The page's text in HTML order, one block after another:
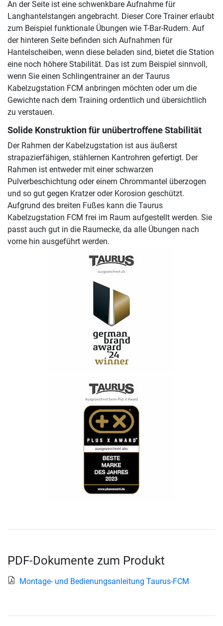
An der Seite ist eine schwenkbare Aufnahme für
Langhantelstangen angebracht. Dieser Core Trainer erlaubt
zum Beispiel funktionale Übungen wie T-Bar-Rudern. Auf
der hinteren Seite befinden sich Aufnahmen für
Hantelscheiben, wenn diese beladen sind, bietet die Station
eine noch höhere Stabilität. Das ist zum Beispiel sinnvoll,
wenn Sie einen Schlingentrainer an der Taurus
Kabelzugstation FCM anbringen möchten oder um die
Gewichte nach dem Training ordentlich und übersichtlich
zu verstauen.
Solide Konstruktion für unübertroffene Stabilität
Der Rahmen der Kabelzugstation ist aus äußerst
strapazierfähigen, stählernen Kantrohren gefertigt. Der
Rahmen ist entweder mit einer schwarzen
Pulverbeschichtung oder einem Chrommantel überzogen
und so gut gegen Kratzer oder Korosion geschützt.
Aufgrund des breiten Fußes kann die Taurus
Kabelzugstation FCM frei im Raum aufgestellt werden. Sie
passt auch gut in die Raumecke, da alle Übungen nach
vorne hin ausgeführt werden.
PDF-Dokumente zum Produkt
Montage- und Bedienungsanleitung Taurus-FCM